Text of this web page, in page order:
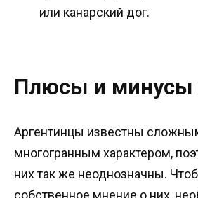
или канарский дог.
Плюсы и минусы
Аргентинцы известны
многогранным характером,
них так же неоднозначны.
собственное мнение о них,